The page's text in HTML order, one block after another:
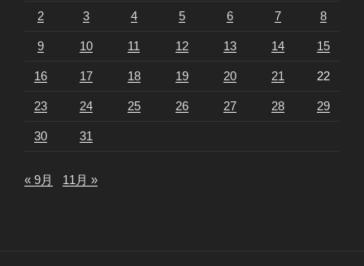
2 3 4 5 6 7 8
9 10 11 12 13 14 15
16 17 18 19 20 21 22
23 24 25 26 27 28 29
30 31
« 9月 11月 »